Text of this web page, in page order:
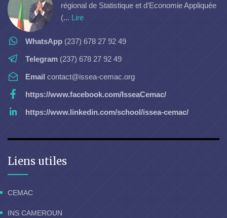
régional de Statistique et d’Economie Appliquée
(... Lire
WhatsApp (237) 678 27 92 49
Telegram (237) 678 27 92 49
Email contact@issea-cemac.org
https://www.facebook.com/IsseaCemac/
https://www.linkedin.com/school/issea-cemac/
Liens utiles
CEMAC
INS CAMEROUN